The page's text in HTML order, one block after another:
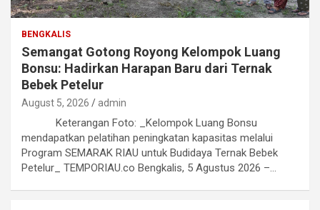
BENGKALIS
Semangat Gotong Royong Kelompok Luang
Bonsu: Hadirkan Harapan Baru dari Ternak
Bebek Petelur
August 5, 2026 admin
Keterangan Foto: _Kelompok Luang Bonsu
mendapatkan pelatihan peningkatan kapasitas melalui
Program SEMARAK RIAU untuk Budidaya Ternak Bebek
Petelur_ TEMPORIAU.co Bengkalis, 5 Agustus 2026 –…